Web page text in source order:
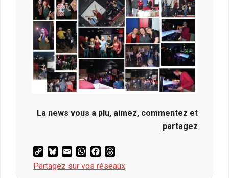
La news vous a plu, aimez, commentez et
partagez
Copy
Link
Bluesky
Email WhatsAppFacebook
Partagez sur vos réseaux